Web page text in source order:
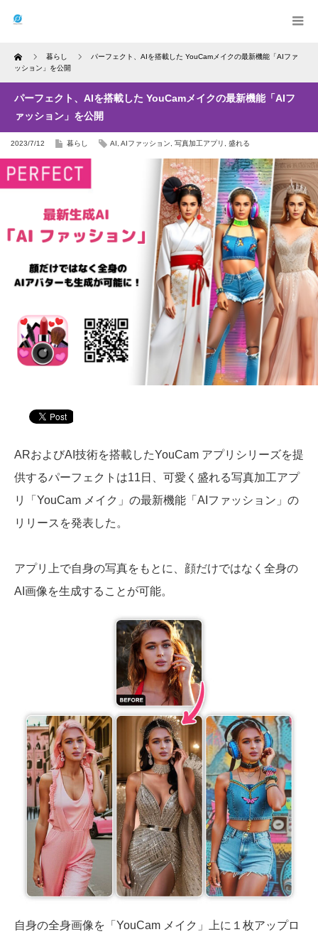
Home 暮らし
パーフェクト、AIを搭載した YouCamメイクの最新機能「AIファ
ッション」を公開
パーフェクト、AIを搭載した YouCamメイクの最新機能「AIフ
ァッション」を公開
2023/7/12 暮らし AI AIファッション 写真加工アプリ 盛れる
ARおよびAI技術を搭載したYouCam アプリシリーズを提
供するパーフェクトは11日、可愛く盛れる写真加工アプ
リ「YouCam メイク」の最新機能「AIファッション」の
リリースを発表した。
アプリ上で自身の写真をもとに、顔だけではなく全身の
AI画像を生成することが可能。
自身の全身画像を「YouCam メイク」上に１枚アップロ